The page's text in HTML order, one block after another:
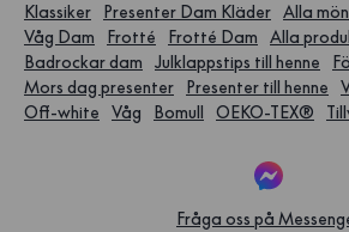
Klassiker
Presenter Dam Kläder Alla
Våg Dam
Frotté Frotté Dam Alla
Badrockar dam
Julklappstips till henne
Mors dag presenter
Presenter till henne
Off-white
Våg Bomull OEKO-TEX®
Fråga oss på